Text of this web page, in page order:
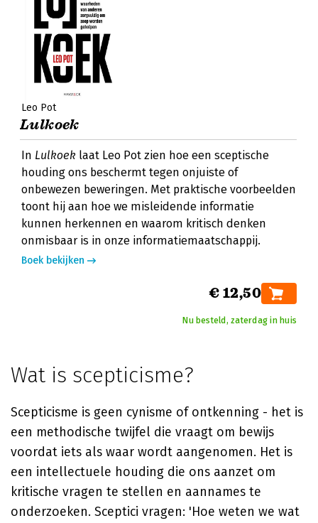
Leo Pot
Lulkoek
In Lulkoek laat Leo Pot zien hoe een sceptische
houding ons beschermt tegen onjuiste of
onbewezen beweringen. Met praktische voorbeelden
toont hij aan hoe we misleidende informatie
kunnen herkennen en waarom kritisch denken
onmisbaar is in onze informatiemaatschappij.
Boek bekijken
€ 12,50
Nu besteld, zaterdag in huis
Wat is scepticisme?
Scepticisme is geen cynisme of ontkenning - het is
een methodische twijfel die vraagt om bewijs
voordat iets als waar wordt aangenomen. Het is
een intellectuele houding die ons aanzet om
kritische vragen te stellen en aannames te
onderzoeken. Sceptici vragen: 'Hoe weten we wat